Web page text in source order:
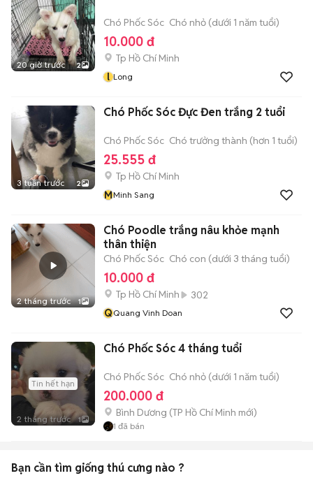
20 giờ trước 2
Chó Phốc Sóc Chó nhỏ (dưới 1 năm tuổi)
10.000 đ
Tp Hồ Chí Minh
l Long
3 tuần trước 2
Chó Phốc Sóc Đực Đen trắng 2 tuổi
Chó Phốc Sóc Chó trưởng thành (hơn 1 tuổi)
25.555 đ
Tp Hồ Chí Minh
MMinh Sang
2 tháng trước 1
Chó Poodle trắng nâu khỏe mạnh
thân thiện
Chó Phốc Sóc Chó con (dưới 3 tháng tuổi)
10.000 đ
Tp Hồ Chí Minh
302
QQuang Vinh Doan
Tin hết hạn
2 tháng trước 1
Chó Phốc Sóc 4 tháng tuổi
Chó Phốc Sóc Chó nhỏ (dưới 1 năm tuổi)
200.000 đ
Bình Dương (TP Hồ Chí Minh mới)
1 đã bán
Bạn cần tìm giống thú cưng nào ?